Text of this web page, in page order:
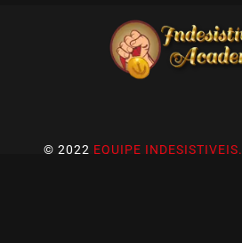
© 2022 EQUIPE INDESISTIVEIS.